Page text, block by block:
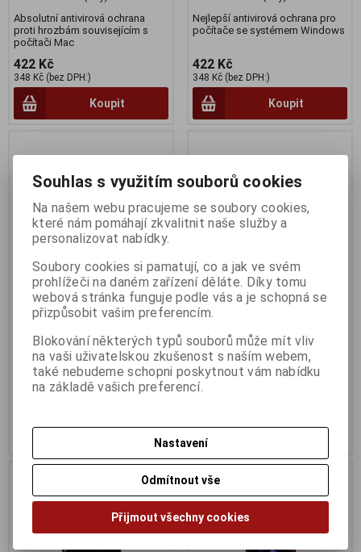
Absolutní antivirová ochrana
proti hrozbám souvisejícím s
počítači Mac
422 Kč
348 Kč (bez DPH:)
Koupit
Nejlepší antivirová ochrana pro
počítače se systémem Windows
422 Kč
348 Kč (bez DPH:)
Koupit
CSP NCE Microsoft Copilot
Termín dodání (dny):skladem
10 963 Kč
Acronis True Image 2025 3
licence
Termín dodání (dny):skladem
2 820 Kč
Souhlas s využitím souborů cookies
Na našem webu pracujeme se soubory cookies,
které nám pomáhají zkvalitnit naše služby a
personalizovat nabídky.
Soubory cookies si pamatují, co a jak ve svém
prohlížeči na daném zařízení děláte. Díky tomu
webová stránka funguje podle vás a je schopná se
přizpůsobit vašim preferencím.
Blokování některých typů souborů může mít vliv
na vaši uživatelskou zkušenost s naším webem,
také nebudeme schopni poskytnout vám nabídku
na základě vašich preferencí.
Nastavení
Odmítnout vše
Přijmout všechny cookies